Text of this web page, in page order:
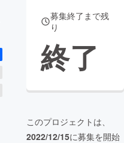
募集終了まで残
り
終了
このプロジェクトは、
2022/12/15に募集を開始